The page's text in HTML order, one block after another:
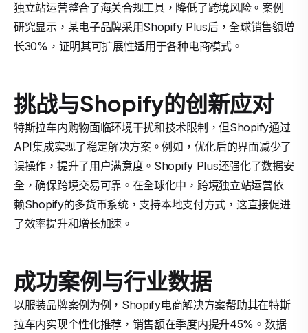
独立站运营整合了海关合规工具，降低了跨境风险。案例
研究显示，某电子品牌采用Shopify Plus后，全球销售额增
长30%，证明其可扩展性适用于各种电商模式。
挑战与Shopify的创新应对
特斯拉车内购物面临环境干扰和技术限制，但Shopify通过
API集成实现了稳定解决方案。例如，优化后的界面减少了
误操作，提升了用户满意度。Shopify Plus还强化了数据安
全，确保跨境交易可靠。在全球化中，跨境独立站运营依
赖Shopify的多货币系统，支持本地支付方式，这直接促进
了效率提升和增长加速。
成功案例与行业数据
以服装品牌案例为例，Shopify电商解决方案帮助其在特斯
拉车内实现个性化推荐，销售额在季度内提升45%。数据